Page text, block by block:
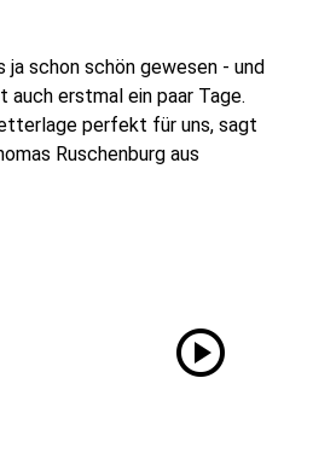
ja schon schön gewesen - und
erstmal ein paar Tage.
perfekt für uns, sagt
Ruschenburg aus
play_circle